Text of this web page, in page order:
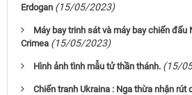
Erdogan (15/05/2023)
Máy bay trinh sát và máy bay chiến đấu
Crimea (15/05/2023)
Hình ảnh tình mẫu tử thần thánh. (15/
Chiến tranh Ukraina : Nga thừa nhận rút